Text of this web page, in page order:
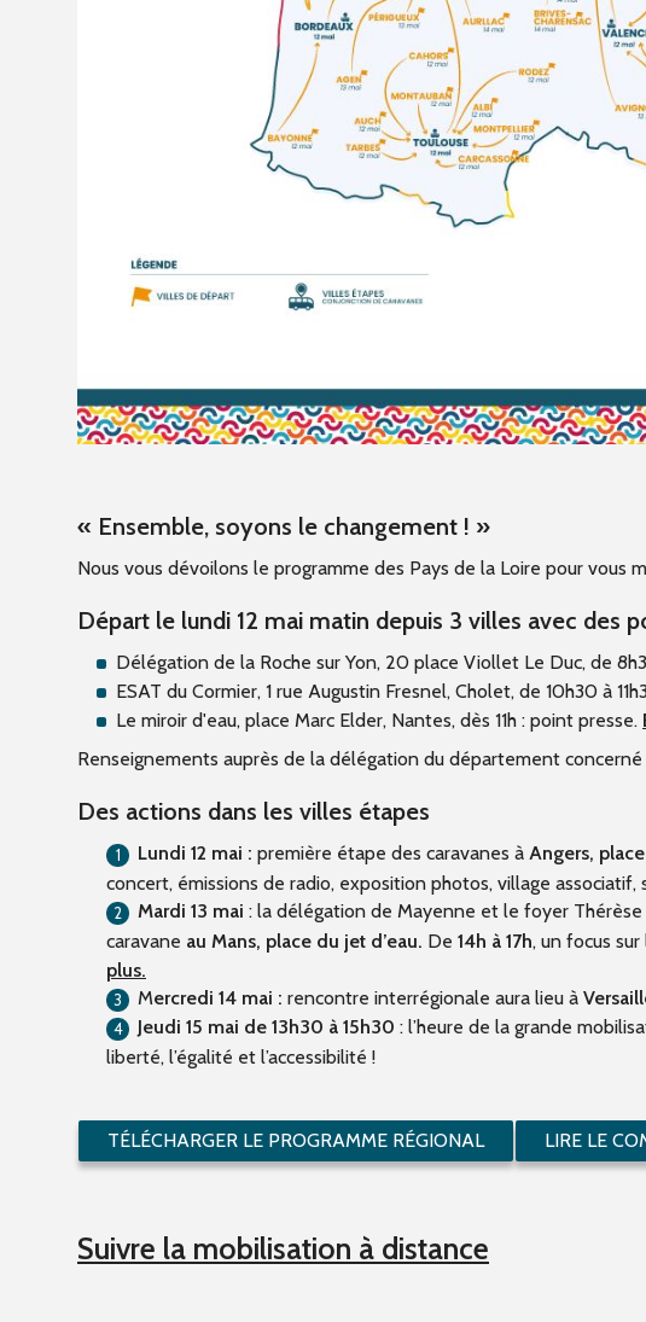
« Ensemble, soyons le changement ! »
Nous vous dévoilons le programme des Pays de la Loire pour vous
Départ le lundi 12 mai matin depuis 3 villes avec des
Délégation de la Roche sur Yon, 20 place Viollet Le Duc, de
ESAT du Cormier, 1 rue Augustin Fresnel, Cholet, de 10h30 à
Le miroir d'eau, place Marc Elder, Nantes, dès 11h : point presse.
Renseignements auprès de la délégation du département concerné
Des actions dans les villes étapes
Lundi 12 mai : première étape des caravanes à Angers,
concert, émissions de radio, exposition photos, village
Mardi 13 mai : la délégation de Mayenne et le foyer
caravane au Mans, place du jet d’eau. De 14h à 17h, un focus
plus.
Mercredi 14 mai : rencontre interrégionale aura lieu à
Jeudi 15 mai de 13h30 à 15h30 : l’heure de la grande
liberté, l’égalité et l’accessibilité !
TÉLÉCHARGER LE PROGRAMME RÉGIONAL LIRE LE
Suivre la mobilisation à distance